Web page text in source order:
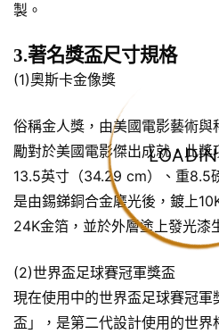
製。
3.著名獎盃尺寸規格
(1)奧斯卡金像獎
俗稱金人獎，由美國電影藝術
勵對於美國電影傑出成就，此
13.5英寸（34.29 cm）、重8.5
是由錫銻銅合金磨光後，鍍上
24K金箔，並於外層塗上發光漆
(2)世界盃足球賽冠軍獎盃
現在使用中的世界盃足球賽冠軍
盃」，是第二代設計使用的世